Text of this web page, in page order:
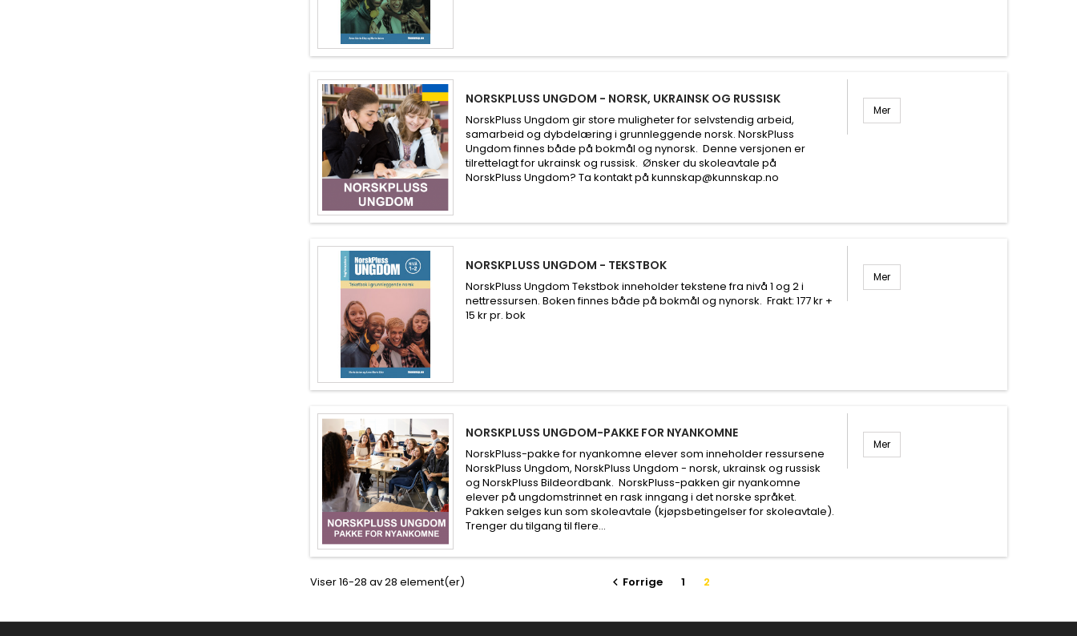
NORSKPLUSS UNGDOM - NORSK, UKRAINSK OG RUSSISK
NorskPluss Ungdom gir store muligheter for selvstendig arbeid,
samarbeid og dybdelæring i grunnleggende norsk. NorskPluss
Ungdom finnes både på bokmål og nynorsk. Denne versjonen er
tilrettelagt for ukrainsk og russisk. Ønsker du skoleavtale på
NorskPluss Ungdom? Ta kontakt på kunnskap@kunnskap.no
Mer
NORSKPLUSS UNGDOM - TEKSTBOK
NorskPluss Ungdom Tekstbok inneholder tekstene fra nivå 1 og 2 i
nettressursen. Boken finnes både på bokmål og nynorsk. Frakt: 177 kr +
15 kr pr. bok
Mer
NORSKPLUSS UNGDOM-PAKKE FOR NYANKOMNE
NorskPluss-pakke for nyankomne elever som inneholder ressursene
NorskPluss Ungdom, NorskPluss Ungdom - norsk, ukrainsk og russisk
og NorskPluss Bildeordbank. NorskPluss-pakken gir nyankomne
elever på ungdomstrinnet en rask inngang i det norske språket.
Pakken selges kun som skoleavtale (kjøpsbetingelser for skoleavtale).
Trenger du tilgang til flere...
Mer
Viser 16-28 av 28 element(er)  Forrige 1 2